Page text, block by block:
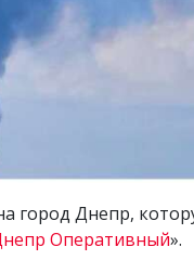
город Днепр,
Оперативный».